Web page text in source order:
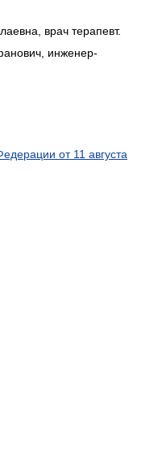
врач терапевт.
инженер-
от 11 августа